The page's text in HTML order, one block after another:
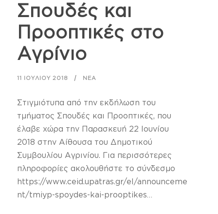
Σπουδές και
Προοπτικές στο
Αγρίνιο
11 ΙΟΥΛΊΟΥ 2018 ΝΈΑ
Στιγμιότυπα από την εκδήλωση του
τμήματος Σπουδές και Προοπτικές, που
έλαβε χώρα την Παρασκευή 22 Ιουνίου
2018 στην Αίθουσα του Δημοτικού
Συμβουλίου Αγρινίου. Για περισσότερες
πληροφορίες ακολουθήστε το σύνδεσμο
https://www.ceid.upatras.gr/el/announceme
nt/tmiyp-spoydes-kai-prooptikes…